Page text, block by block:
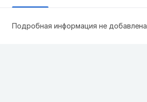
Подробная информация не добавлена